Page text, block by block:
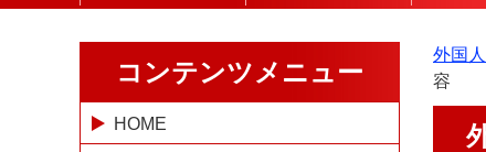
外国
容
コンテンツメニュー
HOME